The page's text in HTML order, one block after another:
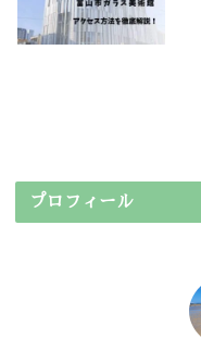
プロフィール